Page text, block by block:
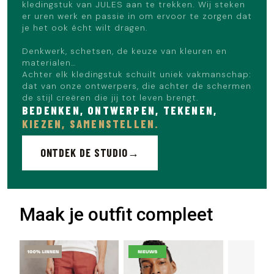
kledingstuk van JULES aan te trekken. Wij steken
er uren werk en passie in om ervoor te zorgen dat
je het ook écht wilt dragen.
Denkwerk, schetsen, de keuze van kleuren en
materialen…
Achter elk kledingstuk schuilt uniek vakmanschap:
dat van onze ontwerpers, die achter de schermen
de stijl creëren die jij tot leven brengt.
BEDENKEN, ONTWERPEN, TEKENEN,
KIEZEN, SAMENSTELLEN.
ONTDEK DE STUDIO
Maak je outfit compleet